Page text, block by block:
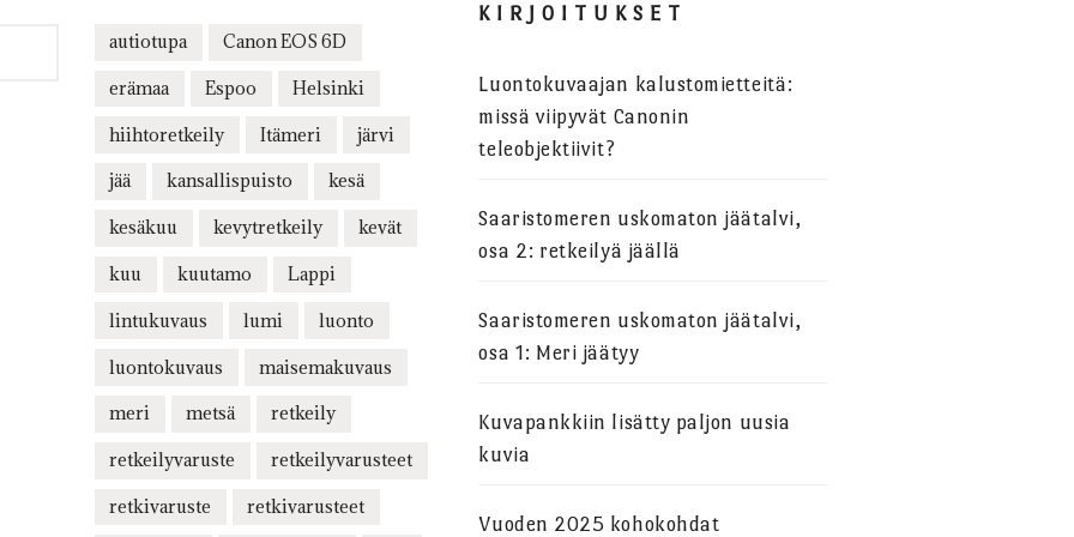
autiotupa Canon EOS 6D
erämaa Espoo Helsinki
hiihtoretkeily Itämeri järvi
jää kansallispuisto kesä
kesäkuu kevytretkeily kevät
kuu kuutamo Lappi
lintukuvaus lumi luonto
luontokuvaus maisemakuvaus
meri metsä retkeily
retkeilyvaruste retkeilyvarusteet
retkivaruste retkivarusteet
KIRJOITUKSET
Luontokuvaajan kalustomietteitä:
missä viipyvät Canonin
teleobjektiivit?
Saaristomeren uskomaton jäätalvi,
osa 2: retkeilyä jäällä
Saaristomeren uskomaton jäätalvi,
osa 1: Meri jäätyy
Kuvapankkiin lisätty paljon uusia
kuvia
Vuoden 2025 kohokohdat